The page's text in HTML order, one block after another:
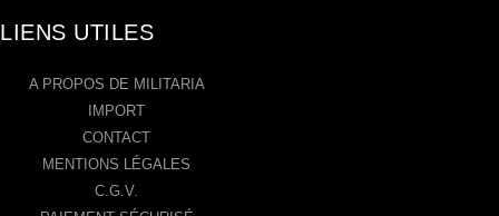
LIENS UTILES
A PROPOS DE MILITARIA
IMPORT
CONTACT
MENTIONS LÉGALES
C.G.V.